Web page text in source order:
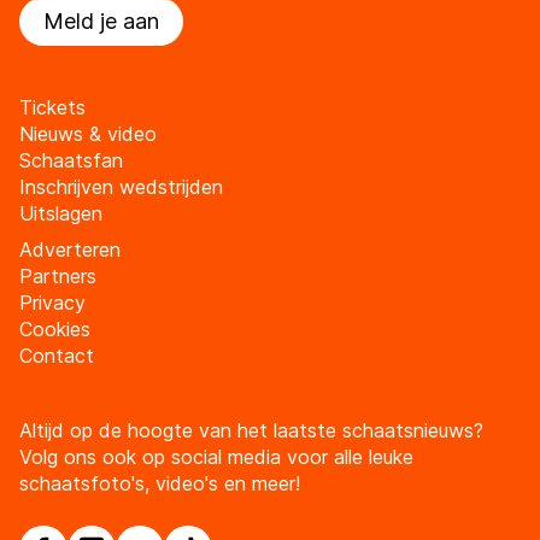
Meld je aan
Tickets
Nieuws & video
Schaatsfan
Inschrijven wedstrijden
Uitslagen
Adverteren
Partners
Privacy
Cookies
Contact
Altijd op de hoogte van het laatste schaatsnieuws?
Volg ons ook op social media voor alle leuke
schaatsfoto's, video's en meer!